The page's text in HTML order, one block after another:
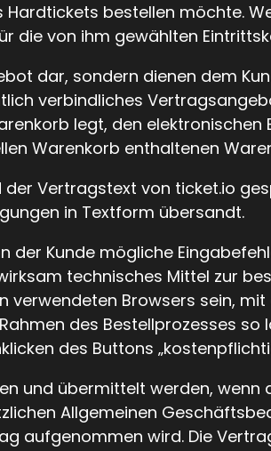
bestellen möchte.
die von ihm gewählten
dar, sondern dienen dem
verbindliches
legt, den
Warenkorb enthaltenen
Vertragstext von ticket.io
in Textform übersandt.
Kunde mögliche
technisches Mittel zur
Browsers sein,
des Bestellprozesses
des Buttons
und übermittelt werden, wenn
Allgemeinen
aufgenommen wird. Die